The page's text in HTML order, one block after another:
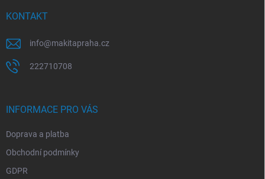
KONTAKT
info@makitapraha.cz
222710708
INFORMACE PRO VÁS
Doprava a platba
Obchodní podmínky
GDPR